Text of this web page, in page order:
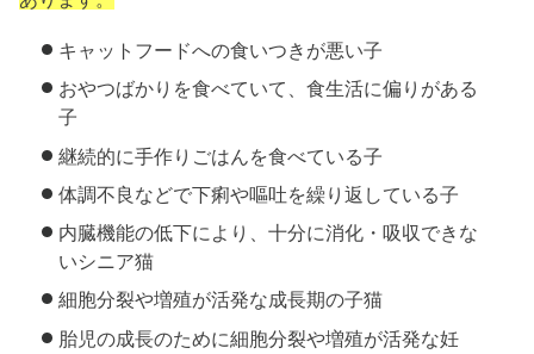
キャットフードへの食いつきが悪い子
おやつばかりを食べていて、食生活に偏りがある
子
継続的に手作りごはんを食べている子
体調不良などで下痢や嘔吐を繰り返している子
内臓機能の低下により、十分に消化・吸収できな
いシニア猫
細胞分裂や増殖が活発な成長期の子猫
胎児の成長のために細胞分裂や増殖が活発な妊